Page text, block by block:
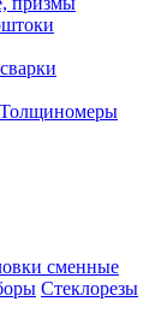
Толщиномеры
сменные
Стеклорезы